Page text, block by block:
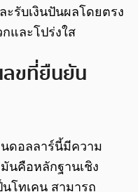
รับเงินปันผลโดยตรง
กและโปร่งใส
ลขที่ยืนยัน
นดอลลาร์นี้มีความ
นคือหลักฐานเชิง
โทเคน สามารถ